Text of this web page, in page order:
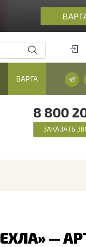
ВАРГА
8 800
ЗАКАЗАТЬ
—